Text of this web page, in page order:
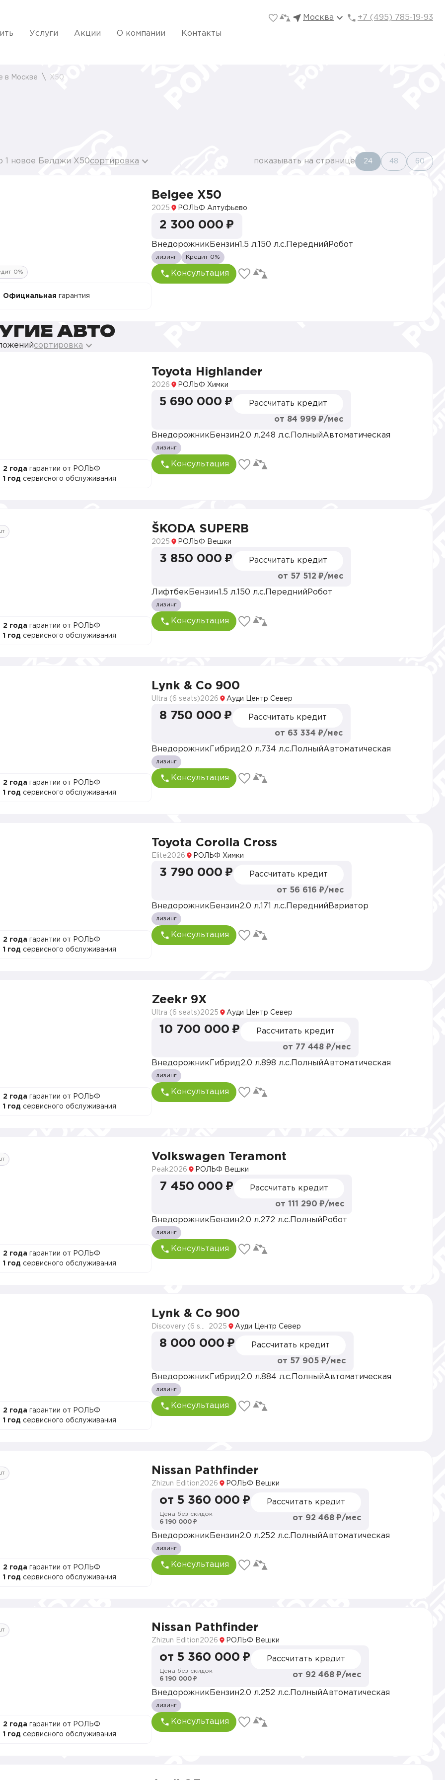
Москва +7 (495) 785-19-93
Услуги Акции О компании Контакты
в Москве X50
1 новое Белджи X50сортировка показывать на странице 24 48 60
0%
Официальная гарантия
Belgee X50
2025 РОЛЬФ Алтуфьево
2 300 000 ₽
Внедорожник Бензин 1.5 л. 150 л.с. Передний Робот
лизинг Кредит 0%
Консультация
АВТО
сортировка
2 года гарантии от РОЛЬФ
1 год сервисного обслуживания
Toyota Highlander
2026 РОЛЬФ Химки
5 690 000 ₽ Рассчитать кредит
от 84 999 ₽/мес
Внедорожник Бензин2.0 л.248 л.с. ПолныйАвтоматическая
лизинг
Консультация
2 года гарантии от РОЛЬФ
1 год сервисного обслуживания
ŠKODA SUPERB
2025 РОЛЬФ Вешки
3 850 000 ₽ Рассчитать кредит
от 57 512 ₽/мес
Лифтбек Бензин 1.5 л. 150 л.с. Передний Робот
лизинг
Консультация
2 года гарантии от РОЛЬФ
1 год сервисного обслуживания
Lynk & Co 900
Ultra (6 seats)2026 Ауди Центр Север
8 750 000 ₽ Рассчитать кредит
от 63 334 ₽/мес
Внедорожник Гибрид2.0 л. 734 л.с. ПолныйАвтоматическая
лизинг
Консультация
2 года гарантии от РОЛЬФ
1 год сервисного обслуживания
Toyota Corolla Cross
Elite2026 РОЛЬФ Химки
3 790 000 ₽ Рассчитать кредит
от 56 616 ₽/мес
Внедорожник Бензин2.0 л. 171 л.с. Передний Вариатор
лизинг
Консультация
2 года гарантии от РОЛЬФ
1 год сервисного обслуживания
Zeekr 9X
Ultra (6 seats)2025 Ауди Центр Север
10 700 000 ₽ Рассчитать кредит
от 77 448 ₽/мес
Внедорожник Гибрид2.0 л.898 л.с. ПолныйАвтоматическая
лизинг
Консультация
2 года гарантии от РОЛЬФ
1 год сервисного обслуживания
Volkswagen Teramont
Peak2026 РОЛЬФ Вешки
7 450 000 ₽ Рассчитать кредит
от 111 290 ₽/мес
Внедорожник Бензин2.0 л.272 л.с. Полный Робот
лизинг
Консультация
2 года гарантии от РОЛЬФ
1 год сервисного обслуживания
Lynk & Co 900
2025 Ауди Центр Север
8 000 000 ₽ Рассчитать кредит
от 57 905 ₽/мес
Внедорожник Гибрид2.0 л.884 л.с. ПолныйАвтоматическая
лизинг
Консультация
2 года гарантии от РОЛЬФ
1 год сервисного обслуживания
Nissan Pathfinder
Zhizun Edition2026 РОЛЬФ Вешки
от 5 360 000 ₽
Цена без скидок
6 190 000 ₽
Рассчитать кредит
от 92 468 ₽/мес
Внедорожник Бензин2.0 л.252 л.с. ПолныйАвтоматическая
лизинг
Консультация
2 года гарантии от РОЛЬФ
1 год сервисного обслуживания
Nissan Pathfinder
Zhizun Edition2026 РОЛЬФ Вешки
от 5 360 000 ₽
Цена без скидок
6 190 000 ₽
Рассчитать кредит
от 92 468 ₽/мес
Внедорожник Бензин2.0 л.252 л.с. ПолныйАвтоматическая
лизинг
Консультация